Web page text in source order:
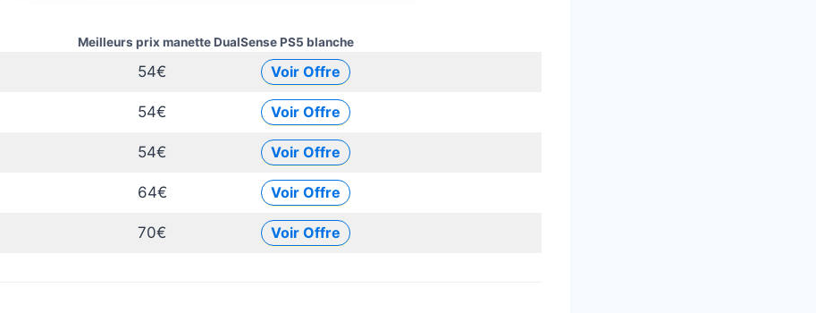
54€ Voir Offre
54€ Voir Offre
54€ Voir Offre
64€ Voir Offre
70€ Voir Offre
Meilleurs prix manette DualSense PS5 blanche